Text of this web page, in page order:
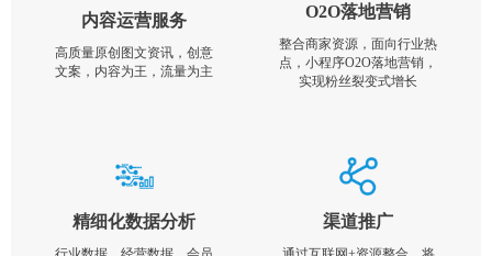
内容运营服务
高质量原创图文资讯，创意
文案，内容为王，流量为主
O2O落地营销
整合商家资源，面向行业热
点，小程序O2O落地营销，
实现粉丝裂变式增长
精细化数据分析 渠道推广